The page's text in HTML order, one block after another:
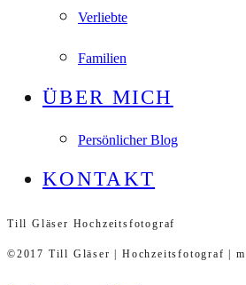
Verliebte
Familien
ÜBER MICH
Persönlicher Blog
KONTAKT
Till Gläser Hochzeitsfotograf
©2017 Till Gläser | Hochzeitsfotograf |